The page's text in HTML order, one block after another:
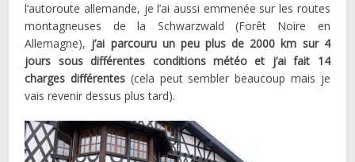
l’autoroute allemande, je l’ai aussi emmenée sur les routes
montagneuses de la Schwarzwald (Forêt Noire en
Allemagne), j’ai parcouru un peu plus de 2000 km sur 4
jours sous différentes conditions météo et j’ai fait 14
charges différentes (cela peut sembler beaucoup mais je
vais revenir dessus plus tard).